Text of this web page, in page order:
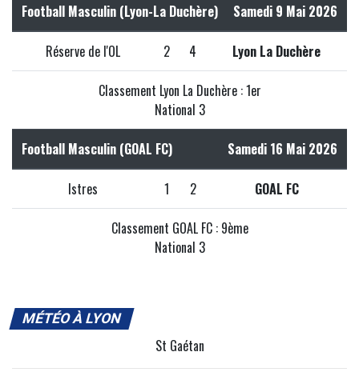
Football Masculin (Lyon-La Duchère) Samedi 9 Mai 2026
Réserve de l'OL 2 4 Lyon La Duchère
Classement Lyon La Duchère : 1er
National 3
Football Masculin (GOAL FC) Samedi 16 Mai 2026
Istres 1 2 GOAL FC
Classement GOAL FC : 9ème
National 3
MÉTÉO À LYON
St Gaétan